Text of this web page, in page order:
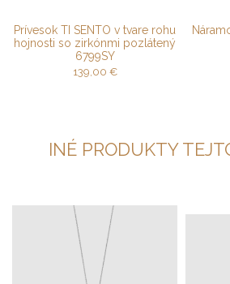
Prívesok TI SENTO v tvare rohu
hojnosti so zirkónmi pozlátený
6799SY
139,00 €
INÉ PRODUKTY